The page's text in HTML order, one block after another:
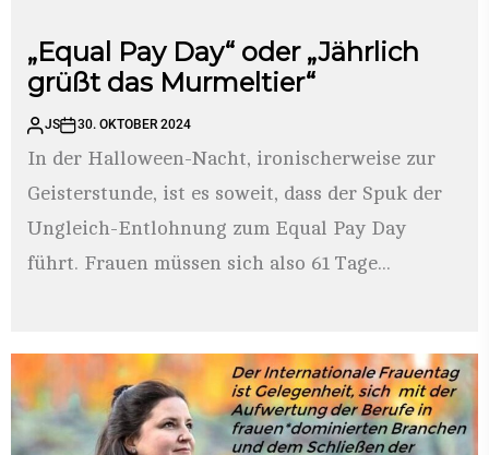
„Equal Pay Day“ oder „Jährlich
grüßt das Murmeltier“
JS 30. OKTOBER 2024
In der Halloween-Nacht, ironischerweise zur
Geisterstunde, ist es soweit, dass der Spuk der
Ungleich-Entlohnung zum Equal Pay Day
führt. Frauen müssen sich also 61 Tage...